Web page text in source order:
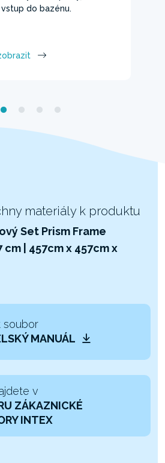
do bazénu.
materiály k produktu
Set Prism Frame
cm | 457cm x 457cm x
soubor
MANUÁL
v
ZÁKAZNICKÉ
INTEX